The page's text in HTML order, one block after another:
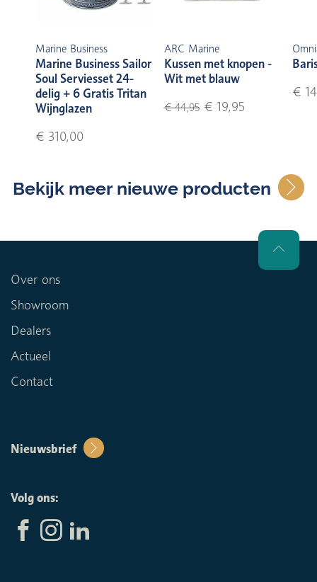
Marine Business
Marine Business Sailor
Soul Serviesset 24-
delig + 6 Gratis Tritan
Wijnglazen
€ 310,00
ARC Marine
Kussen met knopen -
Wit met blauw
€ 44,95€ 19,95
€
Bekijk meer nieuwe producten
Over ons
Showroom
Dealers
Actueel
Contact
Nieuwsbrief
Volg ons: